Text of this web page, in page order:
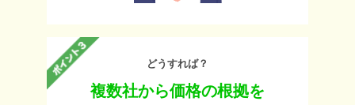
どうすれば？
複数社から価格の根拠を